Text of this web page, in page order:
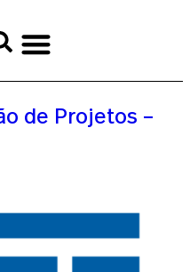
de Projetos –